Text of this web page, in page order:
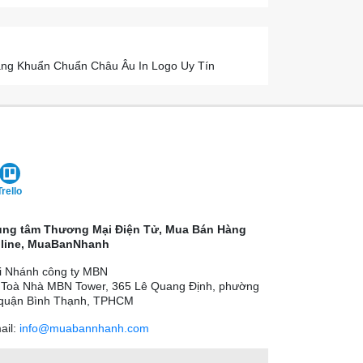
Khuẩn Chuẩn Châu Âu In Logo Uy Tín
tâm Thương Mại Điện Tử, Mua Bán Hàng
MuaBanNhanh
Nhánh công ty MBN
Nhà MBN Tower, 365 Lê Quang Định, phường
Bình Thạnh, TPHCM
info@muabannhanh.com